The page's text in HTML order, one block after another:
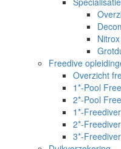
Freedive
Overzicht
1*-Pool
2*-Pool
1*-
2*-
3*-